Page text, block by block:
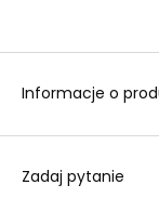
Informacje o
Zadaj pytanie